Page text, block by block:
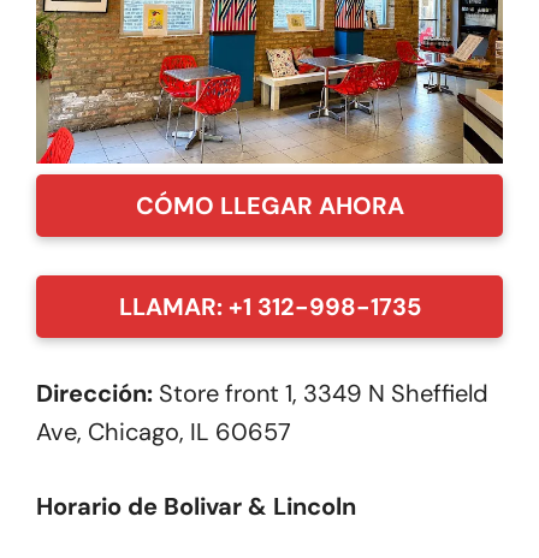
CÓMO LLEGAR AHORA
LLAMAR: +1 312-998-1735
Dirección: Store front 1, 3349 N Sheffield
Ave, Chicago, IL 60657
Horario de Bolivar & Lincoln